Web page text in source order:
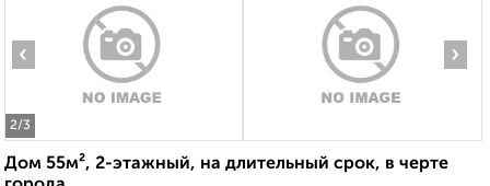
2/3
‹ ›
Дом 55м², 2-этажный, на длительный срок, в черте